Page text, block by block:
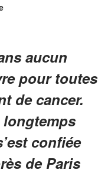
aucun
pour toutes
de cancer.
longtemps
confiée
de Paris